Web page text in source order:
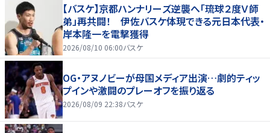
【バスケ】京都ハンナリーズ逆襲へ「琉球２度Ｖ師
弟」再共闘！ 伊佐バスケ体現できる元日本代表・
岸本隆一を電撃獲得
2026/08/10 06:00バスケ
OG・アヌノビーが母国メディア出演…劇的ティッ
プインや激闘のプレーオフを振り返る
2026/08/09 22:38バスケ